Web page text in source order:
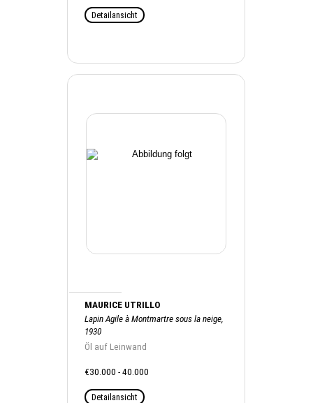
Detailansicht
MAURICE UTRILLO
Lapin Agile à Montmartre sous la neige,
1930
Öl auf Leinwand
€30.000 - 40.000
Detailansicht